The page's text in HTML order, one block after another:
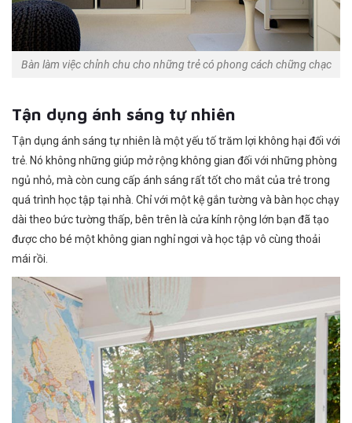
Bàn làm việc chỉnh chu cho những trẻ có phong cách chững chạc
Tận dụng ánh sáng tự nhiên
Tận dụng ánh sáng tự nhiên là một yếu tố trăm lợi không hại đối với
trẻ. Nó không những giúp mở rộng không gian đối với những phòng
ngủ nhỏ, mà còn cung cấp ánh sáng rất tốt cho mắt của trẻ trong
quá trình học tập tại nhà. Chỉ với một kệ gắn tường và bàn học chạy
dài theo bức tường thấp, bên trên là cửa kính rộng lớn bạn đã tạo
được cho bé một không gian nghỉ ngơi và học tập vô cùng thoải
mái rồi.